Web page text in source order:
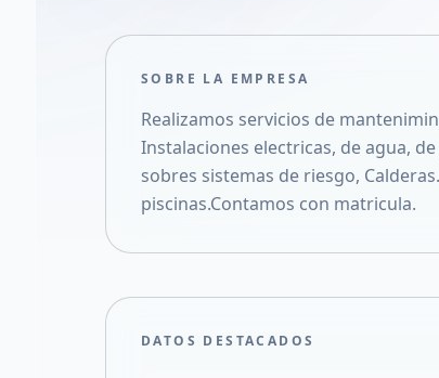
SOBRE LA EMPRESA
Realizamos servicios de
Instalaciones electricas, de agua,
sobres sistemas de riesgo,
piscinas.Contamos con matricula.
DATOS DESTACADOS